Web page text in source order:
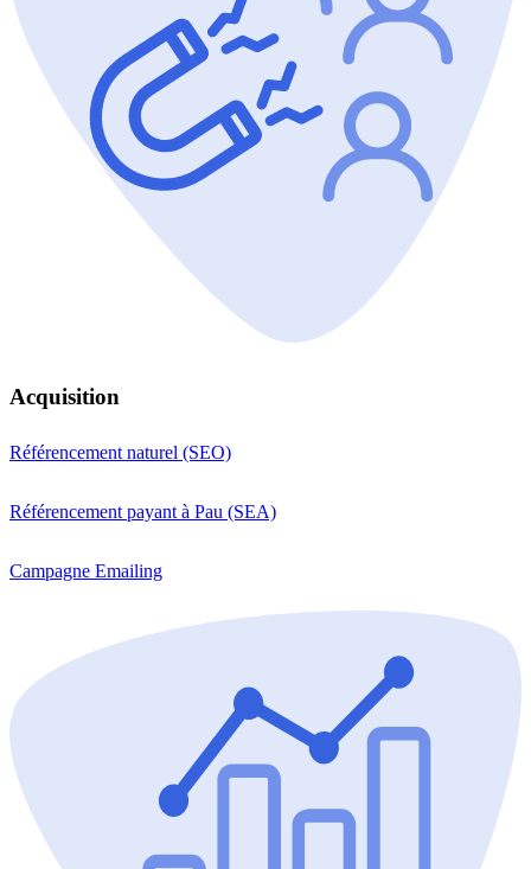
Acquisition
Référencement naturel (SEO)
Référencement payant à Pau (SEA)
Campagne Emailing